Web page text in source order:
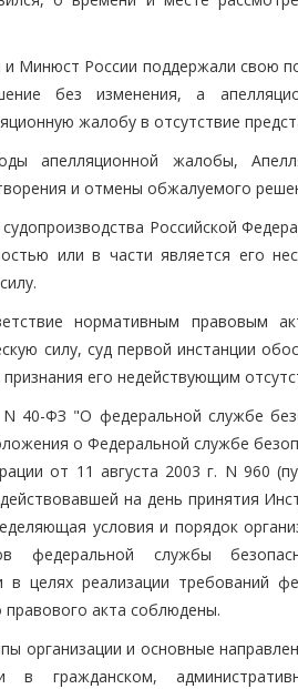
Минюст России поддержали свою
без изменения, а
жалобу в отсутствие
апелляционной жалобы,
и отмены обжалуемого
Российской
или в части является его
нормативным правовым
силу, суд первой инстанции
его недействующим
40-ФЗ "О федеральной службе
о Федеральной службе
от 11 августа 2003 г. N 960
на день принятия
условия и порядок
федеральной службы
целях реализации требований
правового акта соблюдены.
организации и основные
в гражданском,